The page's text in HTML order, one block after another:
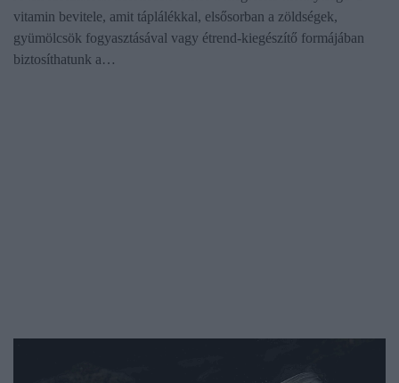
vitamin bevitele, amit táplálékkal, elsősorban a zöldségek,
gyümölcsök fogyasztásával vagy étrend-kiegészítő formájában
biztosíthatunk a…